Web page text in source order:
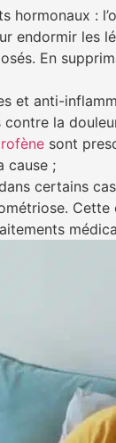
hormonaux :
endormir les
En
et anti-
contre la
sont
cause ;
certains